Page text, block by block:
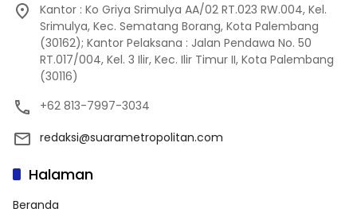
Kantor : Ko Griya Srimulya AA/02 RT.023 RW.004, Kel.
Srimulya, Kec. Sematang Borang, Kota Palembang
(30162); Kantor Pelaksana : Jalan Pendawa No. 50
RT.017/004, Kel. 3 Ilir, Kec. Ilir Timur II, Kota Palembang
(30116)
+62 813-7997-3034
redaksi@suarametropolitan.com
Halaman
Beranda